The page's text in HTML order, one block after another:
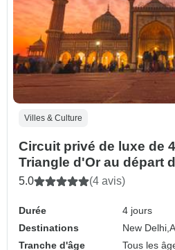
Villes & Culture
Circuit privé de luxe de
Triangle d'Or au départ
5.0 (4 avis)
Durée
4 jours
Destinations
New Delhi,
Tranche d'âge
Tous les